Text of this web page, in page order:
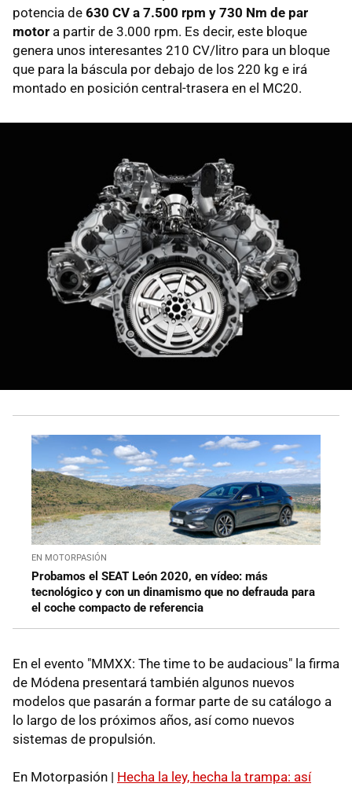
potencia de 630 CV a 7.500 rpm y 730 Nm de par
motor a partir de 3.000 rpm. Es decir, este bloque
genera unos interesantes 210 CV/litro para un bloque
que para la báscula por debajo de los 220 kg e irá
montado en posición central-trasera en el MC20.
EN MOTORPASIÓN
Probamos el SEAT León 2020, en vídeo: más
tecnológico y con un dinamismo que no defrauda para
el coche compacto de referencia
En el evento "MMXX: The time to be audacious" la firma
de Módena presentará también algunos nuevos
modelos que pasarán a formar parte de su catálogo a
lo largo de los próximos años, así como nuevos
sistemas de propulsión.
En Motorpasión | Hecha la ley, hecha la trampa: así